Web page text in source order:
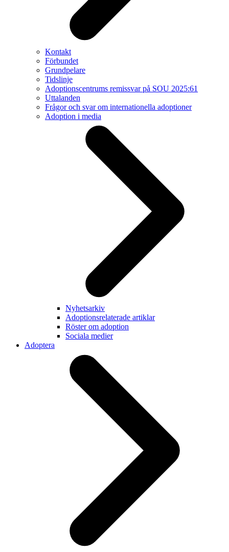
Kontakt
Förbundet
Grundpelare
Tidslinje
Adoptionscentrums remissvar på SOU 2025:61
Uttalanden
Frågor och svar om internationella adoptioner
Adoption i media
Nyhetsarkiv
Adoptionsrelaterade artiklar
Röster om adoption
Sociala medier
Adoptera